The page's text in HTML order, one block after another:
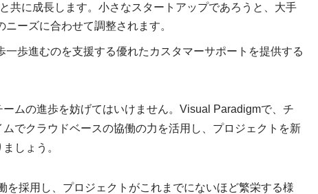
共に成長します。小さなスタートアップであろうと、大手
ーズに合わせて調整されます。
一歩進むのを支援する優れたカスタマーサポートを提供する
ムの進歩を妨げてはいけません。Visual Paradigmで、チ
でクラウドベースの協働の力を活用し、プロジェクトを新
しょう。
採用し、プロジェクトがこれまでにないほど繁栄する様